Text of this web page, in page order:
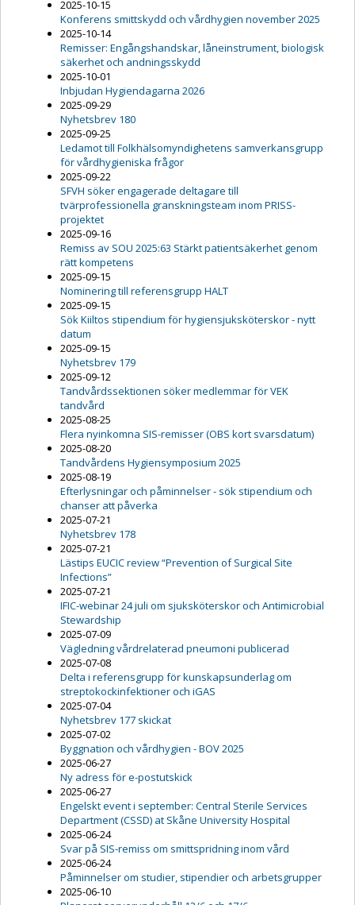
2025-10-15
Konferens smittskydd och vårdhygien november 2025
2025-10-14
Remisser: Engångshandskar, låneinstrument, biologisk
säkerhet och andningsskydd
2025-10-01
Inbjudan Hygiendagarna 2026
2025-09-29
Nyhetsbrev 180
2025-09-25
Ledamot till Folkhälsomyndighetens samverkansgrupp
för vårdhygieniska frågor
2025-09-22
SFVH söker engagerade deltagare till
tvärprofessionella granskningsteam inom PRISS-
projektet
2025-09-16
Remiss av SOU 2025:63 Stärkt patientsäkerhet genom
rätt kompetens
2025-09-15
Nominering till referensgrupp HALT
2025-09-15
Sök Kiiltos stipendium för hygiensjuksköterskor - nytt
datum
2025-09-15
Nyhetsbrev 179
2025-09-12
Tandvårdssektionen söker medlemmar för VEK
tandvård
2025-08-25
Flera nyinkomna SIS-remisser (OBS kort svarsdatum)
2025-08-20
Tandvårdens Hygiensymposium 2025
2025-08-19
Efterlysningar och påminnelser - sök stipendium och
chanser att påverka
2025-07-21
Nyhetsbrev 178
2025-07-21
Lästips EUCIC review “Prevention of Surgical Site
Infections”
2025-07-21
IFIC-webinar 24 juli om sjuksköterskor och Antimicrobial
Stewardship
2025-07-09
Vägledning vårdrelaterad pneumoni publicerad
2025-07-08
Delta i referensgrupp för kunskapsunderlag om
streptokockinfektioner och iGAS
2025-07-04
Nyhetsbrev 177 skickat
2025-07-02
Byggnation och vårdhygien - BOV 2025
2025-06-27
Ny adress för e-postutskick
2025-06-27
Engelskt event i september: Central Sterile Services
Department (CSSD) at Skåne University Hospital
2025-06-24
Svar på SIS-remiss om smittspridning inom vård
2025-06-24
Påminnelser om studier, stipendier och arbetsgrupper
2025-06-10